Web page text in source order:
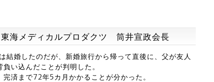
海メディカルプロダクツ 筒井宣政会長
結婚したのだが、新婚旅行から帰って直後に、父が友人
い込んだことが判明した。
済まで72年5カ月かかることが分かった。